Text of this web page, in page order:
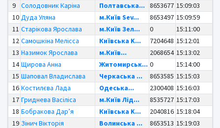
9
Солодовник Каріна Полтавська... 8653677 15:09:03
10 Дуда Уляна м.Київ Sev... 8653497 15:09:59
11 Старікова Ярослава м.Київ Зел... 0
15:11:00
12 Самошкіна Мелісса Київська K... 7204648 15:12:01
13 Назимок Ярослава м.Київ... 2068654 15:13:02
14 Щирова Анна Житомирськ... 0
15:14:00
15 Шаповал Владислава Черкаська ... 8653585 15:15:03
16 Костилєва Лада Одеська... 2300408 15:16:03
17 Гриднева Васіліса м.Київ Лід... 8535727 15:17:03
18 Бобракова Дар’я Київська K... 2040816 15:18:04
19 Зінич Вікторія Волинська ... 8653513 15:19:03